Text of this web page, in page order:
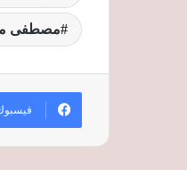
مصطفى